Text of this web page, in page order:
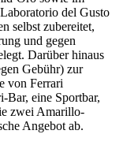
del Gusto
selbst zubereitet,
und gegen
Darüber hinaus
Gebühr) zur
von Ferrari
Bar, eine Sportbar,
zwei Amarillo-
Angebot ab.